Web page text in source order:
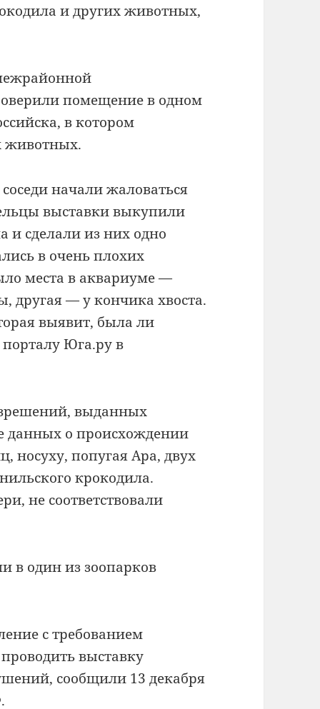
и других животных,
помещение в одном
в котором
животных.
начали жаловаться
выставки выкупили
и сделали из них одно
в очень плохих
места в аквариуме —
другая — у кончика хвоста.
выявит, была ли
Юга.ру в
выданных
данных о происхождении
носуху, попугая Ара, двух
крокодила.
не соответствовали
в один из зоопарков
с требованием
выставку
сообщили 13 декабря